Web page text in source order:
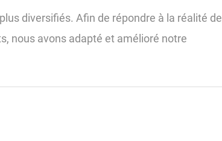
diversifiés. Afin de répondre à la réalité de
nous avons adapté et amélioré notre